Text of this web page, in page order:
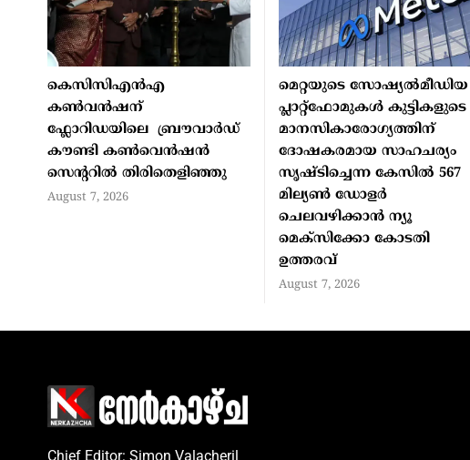
കെസിസിഎൻഎ
കൺവൻഷന്
ഫ്ലോറിഡയിലെ ബ്രൗവാർഡ്
കൗണ്ടി കൺവെൻഷൻ
സെന്ററിൽ തിരിതെളിഞ്ഞു
August 7, 2026
മെറ്റയുടെ സോഷ്യല്‍മീഡിയ
പ്ലാറ്റ്‌ഫോമുകള്‍ കുട്ടികളുടെ
മാനസികാരോഗ്യത്തിന്
ദോഷകരമായ സാഹചര്യം
സൃഷ്ടിച്ചെന്ന കേസില്‍ 567
മില്യണ്‍ ഡോളര്‍
ചെലവഴിക്കാന്‍ ന്യൂ
മെക്‌സിക്കോ കോടതി
ഉത്തരവ്
August 7, 2026
Chief Editor: Simon Valacheril